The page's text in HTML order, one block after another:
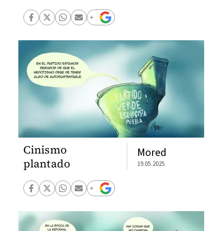
Cinismo
plantado
Mored
19.05.2025